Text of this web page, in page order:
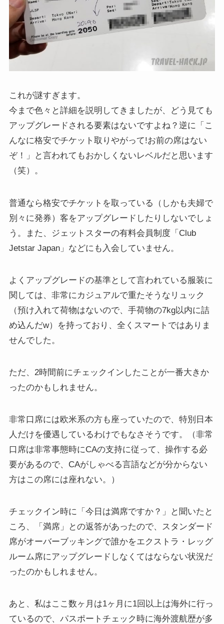
これが謎すぎます。
今まで色々と詳細を説明してきましたが、どう見ても
アップグレードされる要素はないですよね？逆に「こ
んなに格安でチケット取りやがって!お前の席はない
ぞ！」と言われてもおかしくないレベルだと思います
（笑）。
普通なら格安でチケットを取っている（しかも夫婦で
別々に発券）客をアップグレードしたりしないでしょ
う。また、ジェットスターの有料会員制度「Club
Jetstar Japan」などにも入会していません。
よくアップグレードの基準として言われている服装に
関しては、 非常にカジュアルで重たそうなリュック
（預け入れて荷物はないので、手荷物の7kg以内に詰
め込んだw）を持っており、全くスマートではありま
せんでした。
ただ、 2時間前にチェックインしたことが一番大きか
ったのかもしれません。
非常口席には欧米系の方も座っていたので、特別日本
人だけを優遇しているわけでもなさそうです。（非常
口席は非常事態時にCAの支持に従って、操作する必
要があるので、CAがしゃべる言語などが分からない
方はこの席には座れない。）
チェックイン時に「今日は満席ですか？」と聞いたと
ころ、「満席」との返答があったので、スタンダード
席がオーバーブッキングで誰かをエクストラ・レッグ
ルーム席にアップグレードしなくてはならない状況だ
ったのかもしれません。
あと、私はここ数ヶ月は1ヶ月に1回以上は海外に行っ
ているので、パスポートチェック時に海外渡航歴が多